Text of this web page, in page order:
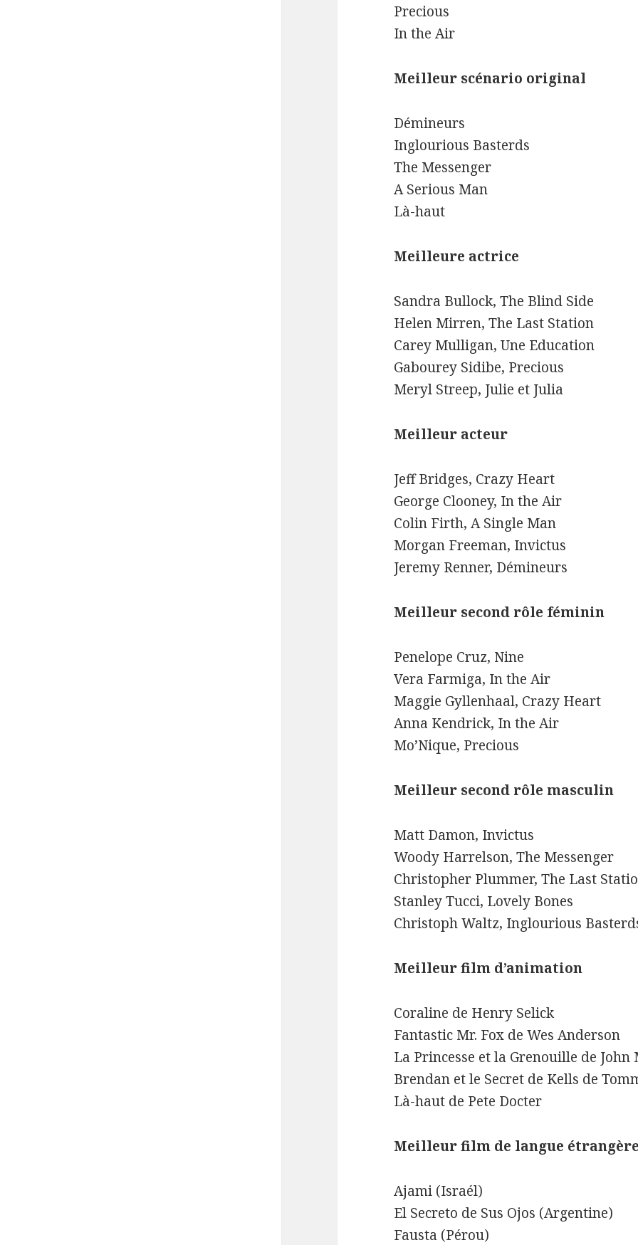
Precious
In the Air
Meilleur scénario original
Démineurs
Inglourious Basterds
The Messenger
A Serious Man
Là-haut
Meilleure actrice
Sandra Bullock, The Blind Side
Helen Mirren, The Last Station
Carey Mulligan, Une Education
Gabourey Sidibe, Precious
Meryl Streep, Julie et Julia
Meilleur acteur
Jeff Bridges, Crazy Heart
George Clooney, In the Air
Colin Firth, A Single Man
Morgan Freeman, Invictus
Jeremy Renner, Démineurs
Meilleur second rôle féminin
Penelope Cruz, Nine
Vera Farmiga, In the Air
Maggie Gyllenhaal, Crazy Heart
Anna Kendrick, In the Air
Mo’Nique, Precious
Meilleur second rôle masculin
Matt Damon, Invictus
Woody Harrelson, The Messenger
Christopher Plummer, The Last
Stanley Tucci, Lovely Bones
Christoph Waltz, Inglourious
Meilleur film d’animation
Coraline de Henry Selick
Fantastic Mr. Fox de Wes Anderson
La Princesse et la Grenouille de John
Brendan et le Secret de Kells de
Là-haut de Pete Docter
Meilleur film de langue
Ajami (Israél)
El Secreto de Sus Ojos (Argentine)
Fausta (Pérou)